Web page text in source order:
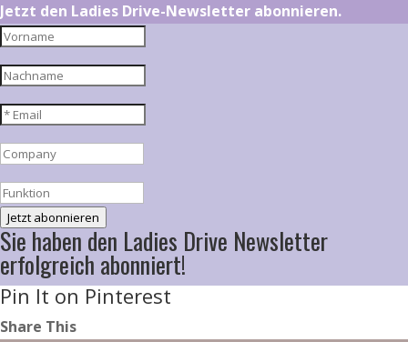
Jetzt den Ladies Drive-Newsletter abonnieren.
Jetzt abonnieren
Sie haben den Ladies Drive Newsletter
erfolgreich abonniert!
Pin It on Pinterest
Share This